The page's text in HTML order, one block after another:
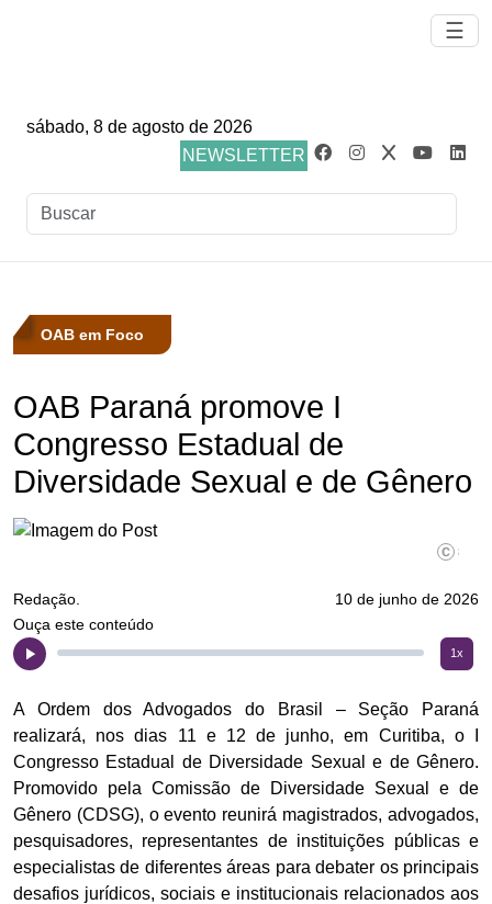
☰
sábado, 8 de agosto de 2026
NEWSLETTER
OAB em Foco
OAB Paraná promove I
Congresso Estadual de
Diversidade Sexual e de Gênero
Redação.
10 de junho de 2026
Ouça este conteúdo
1x
A Ordem dos Advogados do Brasil – Seção Paraná
realizará, nos dias 11 e 12 de junho, em Curitiba, o I
Congresso Estadual de Diversidade Sexual e de Gênero.
Promovido pela Comissão de Diversidade Sexual e de
Gênero (CDSG), o evento reunirá magistrados, advogados,
pesquisadores, representantes de instituições públicas e
especialistas de diferentes áreas para debater os principais
desafios jurídicos, sociais e institucionais relacionados aos